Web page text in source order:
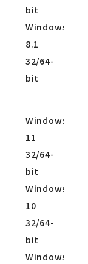
bit
Windows
8.1
32/64-
bit
Windows
11
32/64-
bit
Windows
10
32/64-
bit
Windows